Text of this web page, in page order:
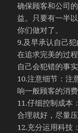
确保顾客和公司
益。只要有一半
你们做对了。
9.及早承认自己
在追求完美的过
自己会犯错的事
10.注意细节：注
响一般顾客的消
11.仔细控制成本
合理就好，尽量压
12.充分运用科技